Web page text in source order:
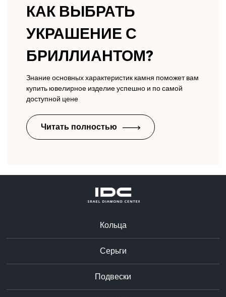
КАК ВЫБРАТЬ
УКРАШЕНИЕ С
БРИЛЛИАНТОМ?
Знание основных характеристик камня поможет вам
купить ювелирное изделие успешно и по самой
доступной цене
Читать полностью
Кольца
Серьги
Подвески